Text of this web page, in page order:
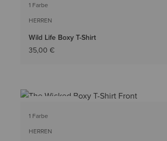
1 Farbe
HERREN
Wild Life Boxy T-Shirt
35,00 €
1 Farbe
HERREN